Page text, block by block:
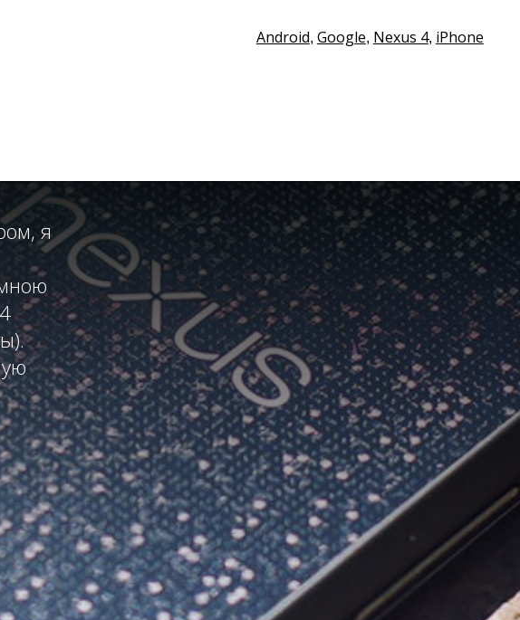
Android, Google, Nexus 4, iPhone
я